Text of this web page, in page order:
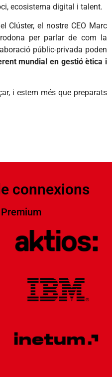
ecosistema digital i talent.
Clúster, el nostre CEO Marc
per parlar de com la
públic-privada poden
mundial en gestió ètica i
i estem més que preparats
connexions